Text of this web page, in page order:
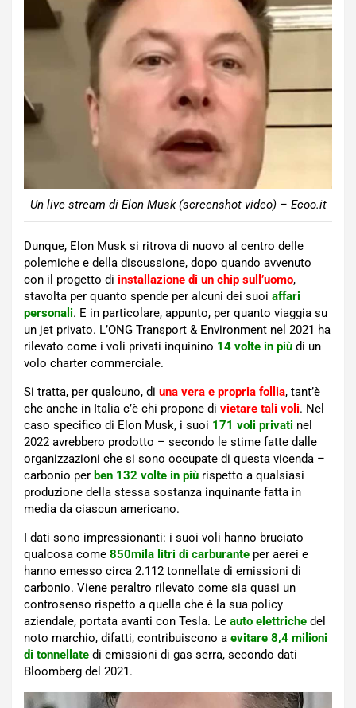
Un live stream di Elon Musk (screenshot video) – Ecoo.it
Dunque, Elon Musk si ritrova di nuovo al centro delle
polemiche e della discussione, dopo quando avvenuto
con il progetto di installazione di un chip sull’uomo,
stavolta per quanto spende per alcuni dei suoi affari
personali. E in particolare, appunto, per quanto viaggia su
un jet privato. L’ONG Transport & Environment nel 2021 ha
rilevato come i voli privati inquinino 14 volte in più di un
volo charter commerciale.
Si tratta, per qualcuno, di una vera e propria follia, tant’è
che anche in Italia c’è chi propone di vietare tali voli. Nel
caso specifico di Elon Musk, i suoi 171 voli privati nel
2022 avrebbero prodotto – secondo le stime fatte dalle
organizzazioni che si sono occupate di questa vicenda –
carbonio per ben 132 volte in più rispetto a qualsiasi
produzione della stessa sostanza inquinante fatta in
media da ciascun americano.
I dati sono impressionanti: i suoi voli hanno bruciato
qualcosa come 850mila litri di carburante per aerei e
hanno emesso circa 2.112 tonnellate di emissioni di
carbonio. Viene peraltro rilevato come sia quasi un
controsenso rispetto a quella che è la sua policy
aziendale, portata avanti con Tesla. Le auto elettriche del
noto marchio, difatti, contribuiscono a evitare 8,4 milioni
di tonnellate di emissioni di gas serra, secondo dati
Bloomberg del 2021.